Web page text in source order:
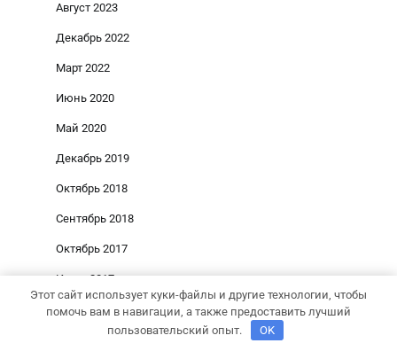
Август 2023
Декабрь 2022
Март 2022
Июнь 2020
Май 2020
Декабрь 2019
Октябрь 2018
Сентябрь 2018
Октябрь 2017
Июнь 2017
Май 2017
Этот сайт использует куки-файлы и другие технологии, чтобы
помочь вам в навигации, а также предоставить лучший
пользовательский опыт.
OK